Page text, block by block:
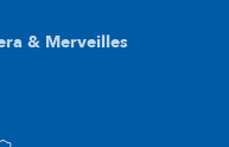
& Merveilles